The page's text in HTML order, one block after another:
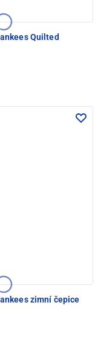
Quilted
zimní čepice